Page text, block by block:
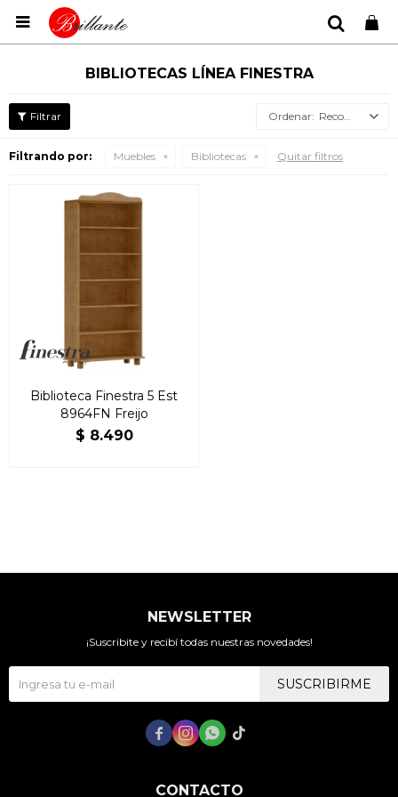

BIBLIOTECAS LÍNEA FINESTRA
Recomendados
Filtrando por: Muebles Bibliotecas Quitar filtros
Biblioteca Finestra 5 Est
8964FN Freijo
$ 8.490
CONTACTO
NEWSLETTER
¡Suscribite y recibí todas nuestras novedades!
SUSCRIBIRME
   